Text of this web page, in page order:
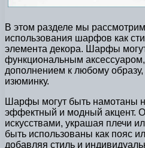
В этом разделе мы
использования шарфов как
элемента декора. Шарфы
функциональным
дополнением к любому
изюминку.
Шарфы могут быть намотаны
эффектный и модный акцент.
искусствами, украшая плечи
быть использованы как пояс
добавляя стиль и